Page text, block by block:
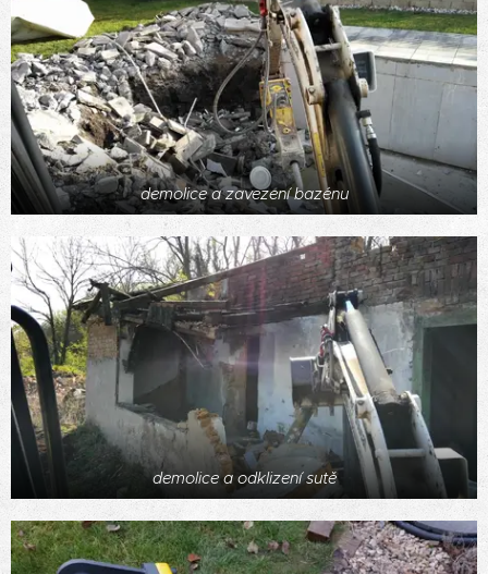
demolice a zavezení bazénu
demolice a odklizení sutě